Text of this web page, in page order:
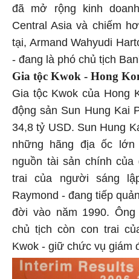
đã mở rộng kinh
Central Asia và chiếm
tại, Armand Wahyudi
- đang là phó chủ tịch
Gia tộc Kwok - Hong
Gia tộc Kwok của Hong
động sản Sun Hung Kai
34,8 tỷ USD. Sun Hung
những hãng địa ốc
nguồn tài sản chính
trai của người sáng
Raymond - đang tiếp
đời vào năm 1990.
chủ tịch còn con trai
Kwok - giữ chức vụ giám